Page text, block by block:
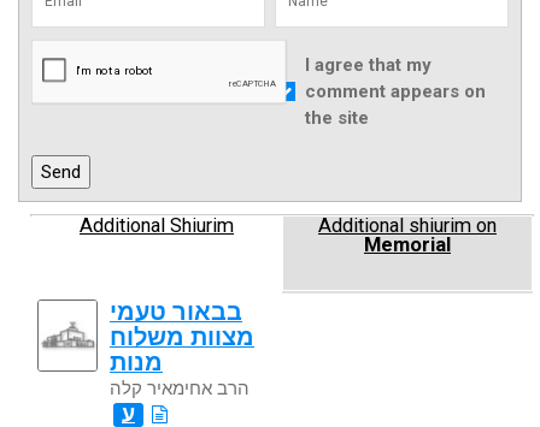
I agree that my
comment appears on
the site
Additional Shiurim
Additional shiurim on
Memorial
בבאור טעמי
מצוות משלוח
מנות
הרב אחימאיר קלה
ע